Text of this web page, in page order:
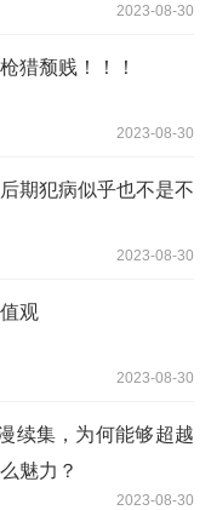
2023-08-30
猎颓贱！！！
2023-08-30
期犯病似乎也不是不
2023-08-30
观
2023-08-30
续集，为何能够超越
魅力？
2023-08-30